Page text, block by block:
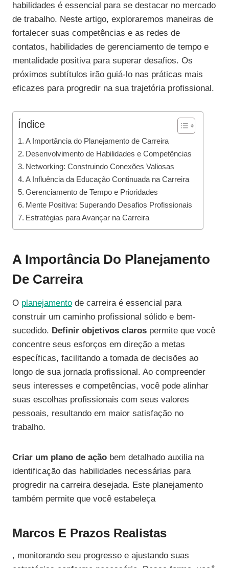
habilidades é essencial para se destacar no mercado
de trabalho. Neste artigo, exploraremos maneiras de
fortalecer suas competências e as redes de
contatos, habilidades de gerenciamento de tempo e
mentalidade positiva para superar desafios. Os
próximos subtítulos irão guiá-lo nas práticas mais
eficazes para progredir na sua trajetória profissional.
Índice
A Importância do Planejamento de Carreira
Desenvolvimento de Habilidades e Competências
Networking: Construindo Conexões Valiosas
A Influência da Educação Continuada na Carreira
Gerenciamento de Tempo e Prioridades
Mente Positiva: Superando Desafios Profissionais
Estratégias para Avançar na Carreira
A Importância Do Planejamento
De Carreira
O planejamento de carreira é essencial para
construir um caminho profissional sólido e bem-
sucedido. Definir objetivos claros permite que você
concentre seus esforços em direção a metas
específicas, facilitando a tomada de decisões ao
longo de sua jornada profissional. Ao compreender
seus interesses e competências, você pode alinhar
suas escolhas profissionais com seus valores
pessoais, resultando em maior satisfação no
trabalho.
Criar um plano de ação bem detalhado auxilia na
identificação das habilidades necessárias para
progredir na carreira desejada. Este planejamento
também permite que você estabeleça
Marcos E Prazos Realistas
, monitorando seu progresso e ajustando suas